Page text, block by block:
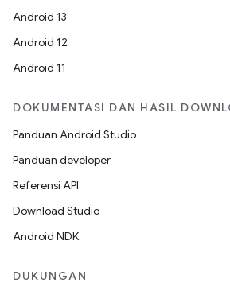
Android 13
Android 12
Android 11
DOKUMENTASI DAN HASIL
Panduan Android Studio
Panduan developer
Referensi API
Download Studio
Android NDK
DUKUNGAN